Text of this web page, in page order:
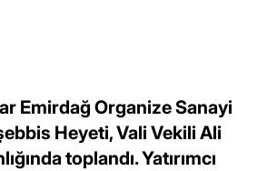
Emirdağ Organize Sanayi
Heyeti, Vali Vekili Ali
toplandı. Yatırımcı